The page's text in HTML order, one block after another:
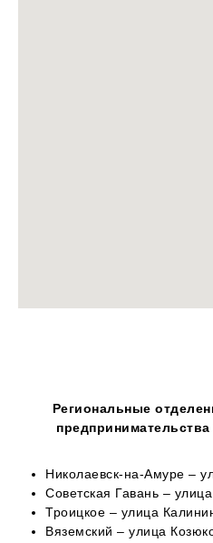
Региональные
Николаевск-на-Амуре –
Советская Гавань –
Троицкое – улица
Вяземский – улица